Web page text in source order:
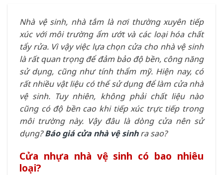
Nhà vệ sinh, nhà tắm là nơi thường xuyên tiếp
xúc với môi trường ẩm ướt và các loại hóa chất
tẩy rửa. Vì vậy việc lựa chọn cửa cho nhà vệ sinh
là rất quan trọng để đảm bảo độ bền, công năng
sử dụng, cũng như tính thẩm mỹ. Hiện nay, có
rất nhiều vật liệu có thể sử dụng để làm cửa nhà
vệ sinh. Tuy nhiên, không phải chất liệu nào
cũng có độ bền cao khi tiếp xúc trực tiếp trong
môi trường này. Vậy đâu là dòng cửa nên sử
dụng?Báo giá cửa nhà vệ sinhra sao?
Cửa nhựa nhà vệ sinh có bao nhiêu
loại?